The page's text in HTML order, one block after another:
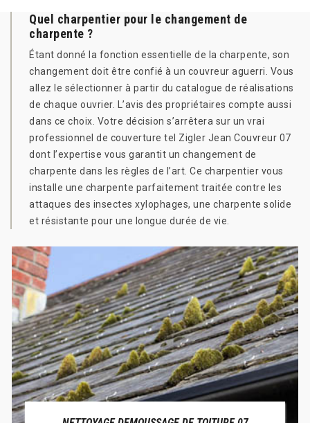
Quel charpentier pour le changement de
charpente ?
Étant donné la fonction essentielle de la charpente, son
changement doit être confié à un couvreur aguerri. Vous
allez le sélectionner à partir du catalogue de réalisations
de chaque ouvrier. L’avis des propriétaires compte aussi
dans ce choix. Votre décision s’arrêtera sur un vrai
professionnel de couverture tel Zigler Jean Couvreur 07
dont l’expertise vous garantit un changement de
charpente dans les règles de l’art. Ce charpentier vous
installe une charpente parfaitement traitée contre les
attaques des insectes xylophages, une charpente solide
et résistante pour une longue durée de vie.